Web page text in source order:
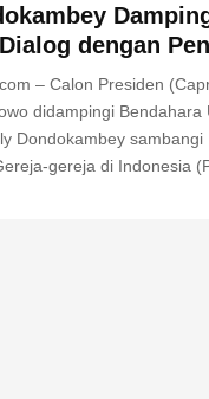
dengan
– Calon Presiden
didampingi Bendahara
Dondokambey sambangi
gereja di Indonesia